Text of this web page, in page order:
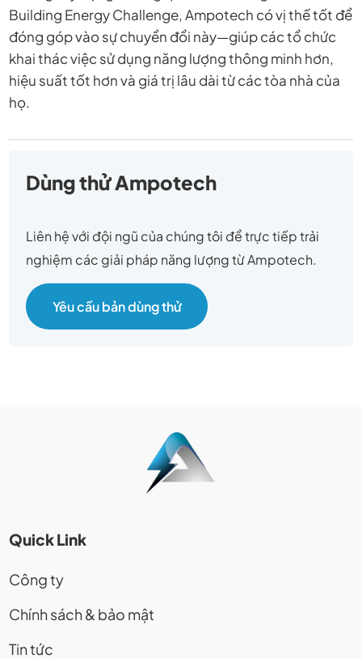
Building Energy Challenge, Ampotech có vị thế tốt để
đóng góp vào sự chuyển đổi này—giúp các tổ chức
khai thác việc sử dụng năng lượng thông minh hơn,
hiệu suất tốt hơn và giá trị lâu dài từ các tòa nhà của
họ.
Dùng thử Ampotech
Liên hệ với đội ngũ của chúng tôi để trực tiếp trải
nghiệm các giải pháp năng lượng từ Ampotech.
Yêu cầu bản dùng thử
Quick Link
Công ty
Chính sách & bảo mật
Tin tức